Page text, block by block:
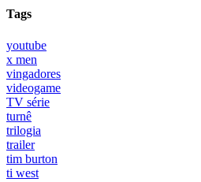
Tags
youtube
x men
vingadores
videogame
TV série
turnê
trilogia
trailer
tim burton
ti west